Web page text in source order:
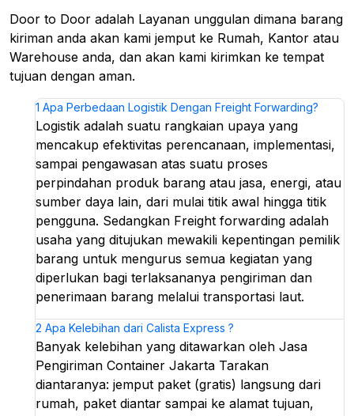
Door to Door adalah Layanan unggulan dimana barang
kiriman anda akan kami jemput ke Rumah, Kantor atau
Warehouse anda, dan akan kami kirimkan ke tempat
tujuan dengan aman.
1 Apa Perbedaan Logistik Dengan Freight Forwarding?
Logistik adalah suatu rangkaian upaya yang
mencakup efektivitas perencanaan, implementasi,
sampai pengawasan atas suatu proses
perpindahan produk barang atau jasa, energi, atau
sumber daya lain, dari mulai titik awal hingga titik
pengguna. Sedangkan Freight forwarding adalah
usaha yang ditujukan mewakili kepentingan pemilik
barang untuk mengurus semua kegiatan yang
diperlukan bagi terlaksananya pengiriman dan
penerimaan barang melalui transportasi laut.
2 Apa Kelebihan dari Calista Express ?
Banyak kelebihan yang ditawarkan oleh Jasa
Pengiriman Container Jakarta Tarakan
diantaranya: jemput paket (gratis) langsung dari
rumah, paket diantar sampai ke alamat tujuan,